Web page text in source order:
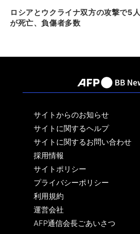
ロシアとウクライナ双方の攻撃で5人
が死亡、負傷者多数
サイトからのお知らせ
サイトに関するヘルプ
サイトに関するお問い合わせ
採用情報
サイトポリシー
プライバシーポリシー
利用規約
運営会社
AFP通信会長ごあいさつ